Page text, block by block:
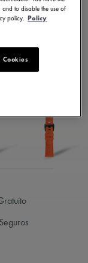
to disable the use of
policy. Policy
Cookies